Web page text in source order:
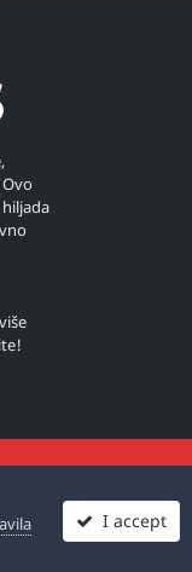
I accept